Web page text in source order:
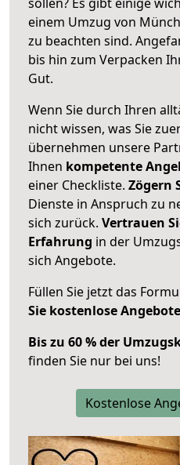
einem Umzug von
zu beachten sind.
bis hin zum Verpacken
Gut.
Wenn Sie durch Ihren
nicht wissen, was Sie
übernehmen unsere
Ihnen kompetente
einer Checkliste. Zögern
Dienste in Anspruch zu
sich zurück. Vertrauen
Erfahrung in der
sich Angebote.
Füllen Sie jetzt das
Sie kostenlose Angebote
Bis zu 60 % der
finden Sie nur bei uns!
Kostenlose